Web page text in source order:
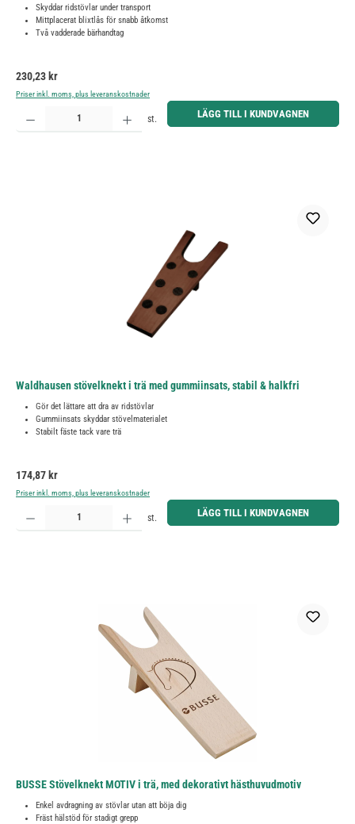
Skyddar ridstövlar under transport
Mittplacerat blixtlås för snabb åtkomst
Två vadderade bärhandtag
Ordinarie pris:
230,23 kr
Priser inkl. moms, plus leveranskostnader
Produktkvantitet: Ange önskat belopp eller använd knapparna för att öka eller minska kvantiteten.
st. LÄGG TILL I KUNDVAGNEN
Waldhausen stövelknekt i trä med gummiinsats, stabil & halkfri
Gör det lättare att dra av ridstövlar
Gummiinsats skyddar stövelmaterialet
Stabilt fäste tack vare trä
Ordinarie pris:
174,87 kr
Priser inkl. moms, plus leveranskostnader
Produktkvantitet: Ange önskat belopp eller använd knapparna för att öka eller minska kvantiteten.
st. LÄGG TILL I KUNDVAGNEN
BUSSE Stövelknekt MOTIV i trä, med dekorativt hästhuvudmotiv
Enkel avdragning av stövlar utan att böja dig
Fräst hälstöd för stadigt grepp